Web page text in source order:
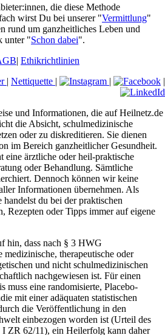
die diese Methode
wirst Du bei unserer "Vermittlung"
rund um ganzheitliches Leben und
unter "Schon dabei".
Ethikrichtlinien
Nettiquette
und Informationen, die auf Heilnetz.de
die Absicht, schulmedizinische
oder zu diskreditieren. Sie dienen
im Bereich ganzheitlicher Gesundheit.
eine ärztliche oder heil-praktische
oder Behandlung. Sämtliche
Dennoch können wir keine
Informationen übernehmen. Als
du bei der praktischen
Rezepten oder Tipps immer auf eigene
hin, dass nach § 3 HWG
therapeutische oder
und nicht schulmedizinischen
nachgewiesen ist. Für einen
muss eine randomisierte, Placebo-
mit einer adäquaten statistischen
die Veröffentlichung in den
einbezogen worden ist (Urteil des
ZR 62/11), ein Heilerfolg kann daher